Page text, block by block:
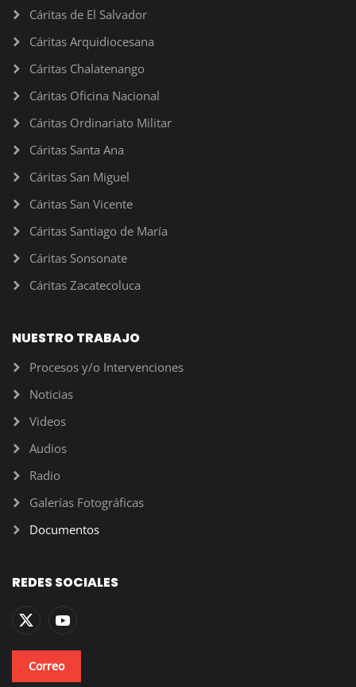
Cáritas de El Salvador
Cáritas Arquidiocesana
Cáritas Chalatenango
Cáritas Oficina Nacional
Cáritas Ordinariato Militar
Cáritas Santa Ana
Cáritas San Miguel
Cáritas San Vicente
Cáritas Santiago de María
Cáritas Sonsonate
Cáritas Zacatecoluca
NUESTRO TRABAJO
Procesos y/o Intervenciones
Noticias
Videos
Audios
Radio
Galerías Fotográficas
Documentos
REDES SOCIALES
Correo